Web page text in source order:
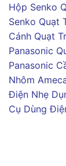
Hộp Senko
Senko Quạt
Cánh Quạt
Panasonic
Panasonic
Nhôm
Điện Nhẹ
Cụ Dùng